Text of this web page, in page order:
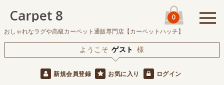
おしゃれなラグや高級カーペット通販専門店【カーペットハッチ】
0
ようこそ ゲスト 様
新規会員登録 お気に入り ログイン